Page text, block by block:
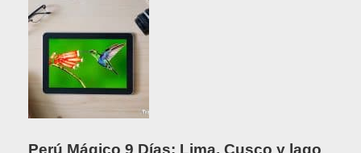
Perú Mágico 9 Días: Lima, Cusco y lago